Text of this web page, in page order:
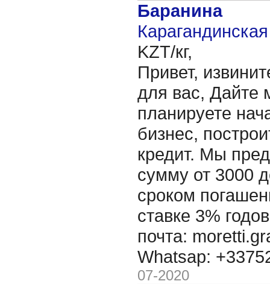
Баранина
KZT/кг,
Привет,
для вас, Дайте
планируете
бизнес,
кредит. Мы
сумму от 3000
сроком
ставке 3%
почта:
Whatsap:
07-2020